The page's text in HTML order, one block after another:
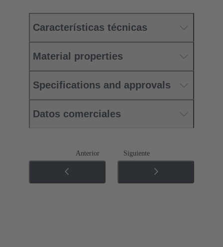
Características técnicas
Material properties
Specifications and approvals
Datos comerciales
Anterior Siguiente